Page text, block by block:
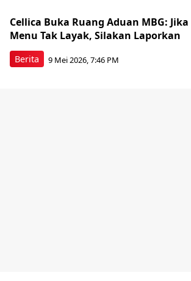
Berita
Cellica Buka Ruang Aduan MBG: Jika
Menu Tak Layak, Silakan Laporkan
9 Mei 2026, 7:46 PM